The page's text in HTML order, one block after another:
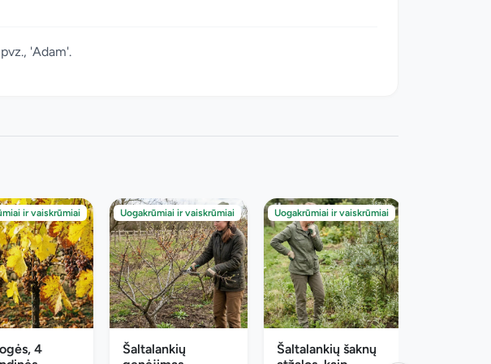
'Adam'.
ir vaiskrūmiai
4
Uogakrūmiai ir vaiskrūmiai
Šaltalankių
Uogakrūmiai ir vaiskrūmiai
Šaltalankių šaknų